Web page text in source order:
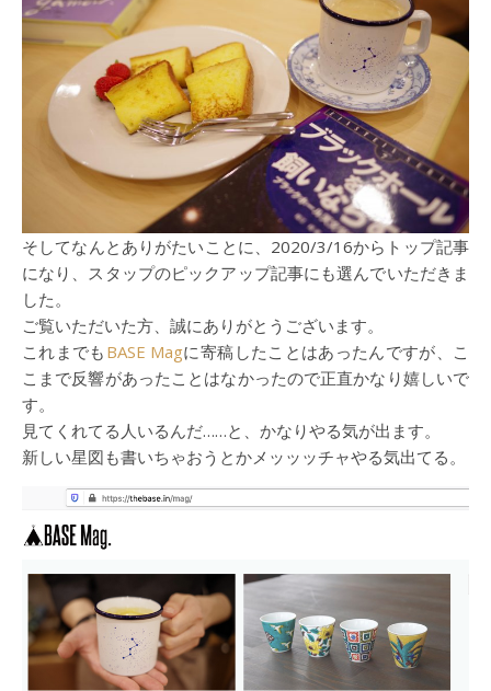
そしてなんとありがたいことに、2020/3/16からトップ記事
になり、スタップのピックアップ記事にも選んでいただきま
した。
ご覧いただいた方、誠にありがとうございます。
これまでも BASE Magに寄稿したことはあったんですが、こ
こまで反響があったことはなかったので正直かなり嬉しいで
す。
見てくれてる人いるんだ……と、かなりやる気が出ます。
新しい星図も書いちゃおうとかメッッッチャやる気出てる。